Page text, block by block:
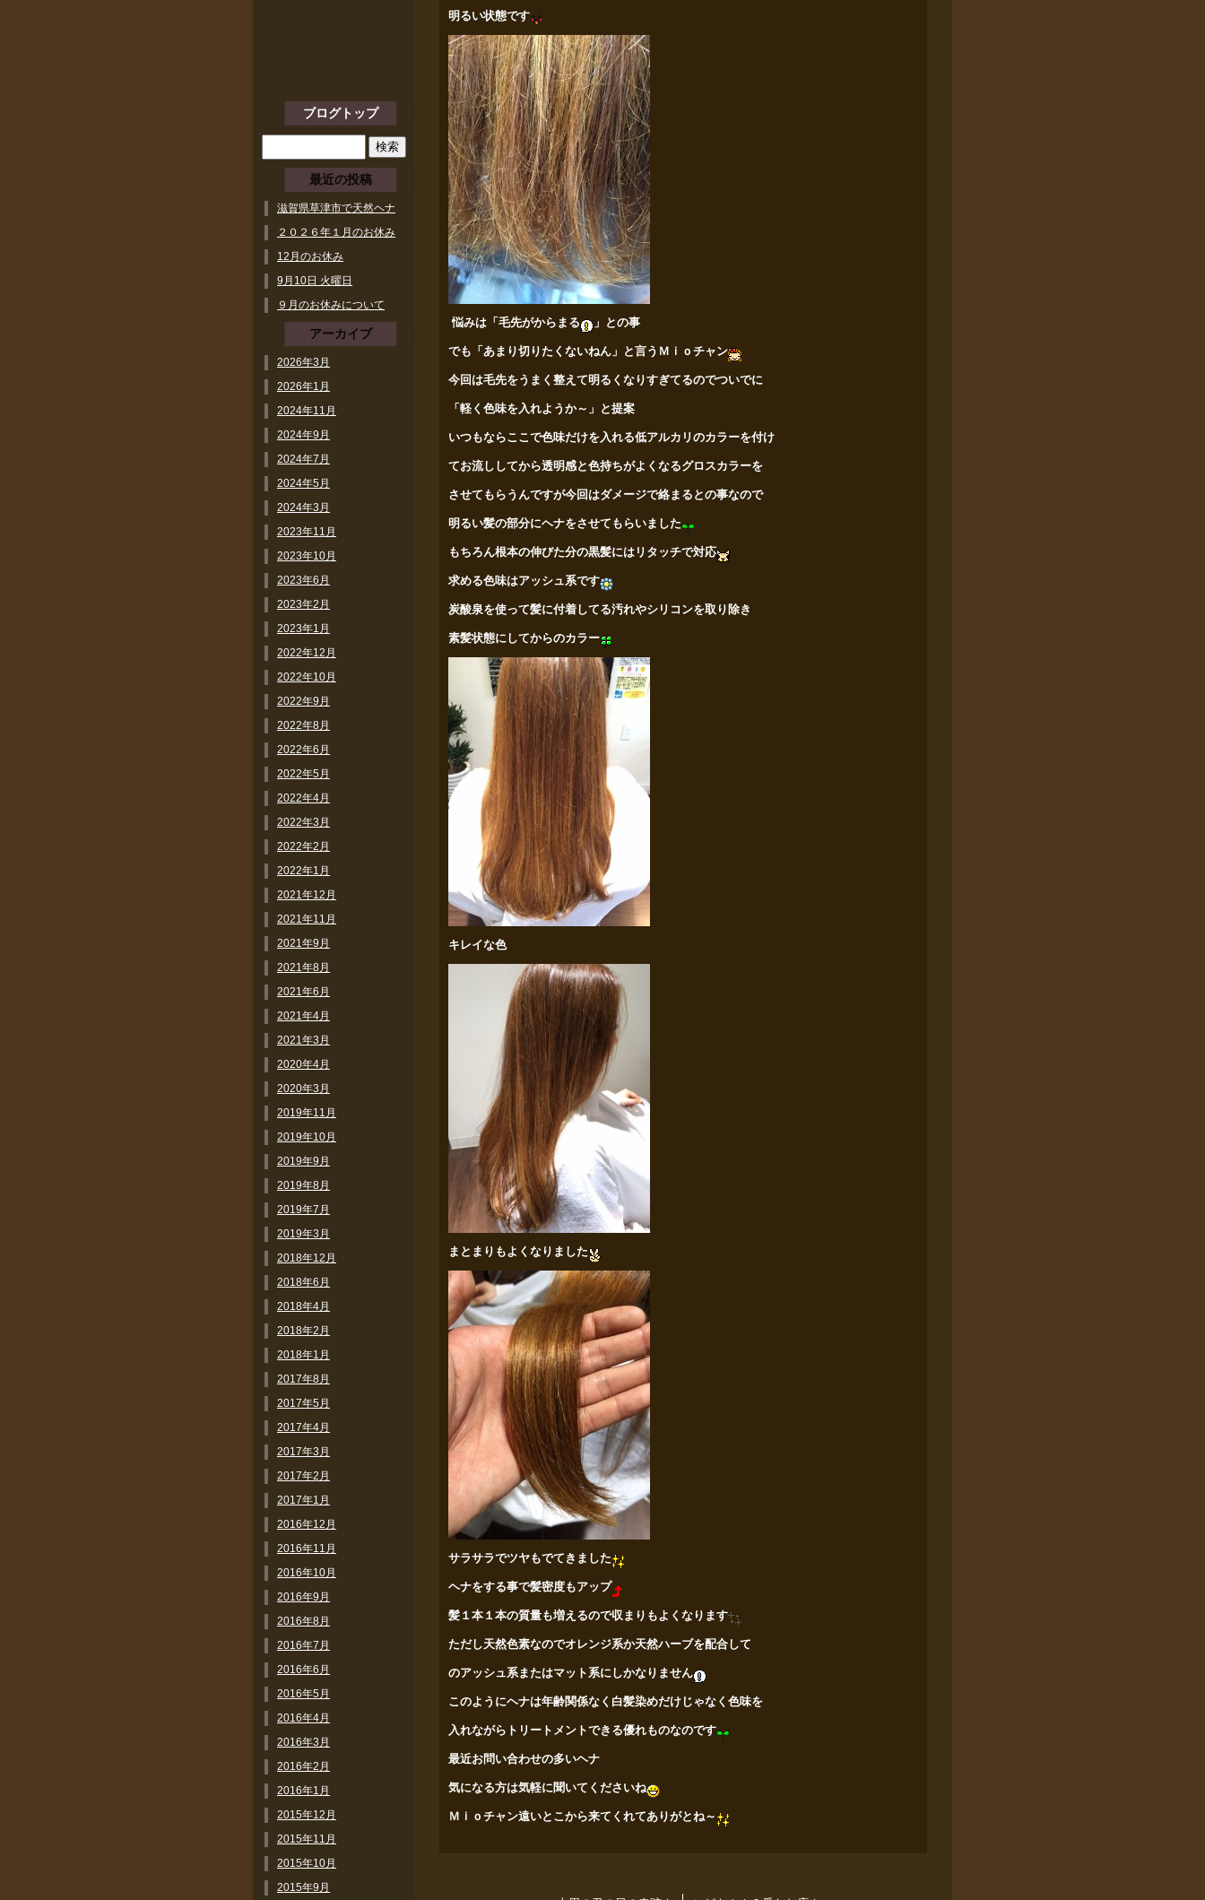
明るい状態です
悩みは「毛先がからまる 」との事
でも「あまり切りたくないねん」と言うＭｉｏチャン
今回は毛先をうまく整えて明るくなりすぎてるのでついでに
「軽く色味を入れようか～」と提案
いつもならここで色味だけを入れる低アルカリのカラーを付け
てお流ししてから透明感と色持ちがよくなるグロスカラーを
させて もらうんですが今回はダメージで絡まるとの事なので
明るい髪の部分にヘナをさせてもらいました
もちろん根本の伸びた分の黒髪にはリタッチで対応
求める色味はアッシュ系です
炭酸泉を使って髪に付着してる汚れやシリコンを取り除き
素髪状態にしてからのカラー
キレイな色
まとまりもよくなりました
サラサラでツヤもでてきました
ヘナをする事で髪密度もアップ
髪１本１本の質量も増えるので収まりもよくなります
ただし天然色素なのでオレンジ系か天然ハーブを配合して
のアッシュ系またはマット系にしかなりません
このようにヘナは年齢関係なく白髪染めだけじゃなく色味を
入れながらトリートメントできる優れものなのです
最近お問い合わせの多いヘナ
気になる方は気軽に聞いてくださいね
Ｍｉｏチャン遠いとこから来てくれてありがとね～
ブログトップ
最近の投稿
滋賀県草津市で天然ヘナ
２０２６年１月のお休み
12月のお休み
9月10日 火曜日
９月のお休みについて
アーカイブ
2026年3月
2026年1月
2024年11月
2024年9月
2024年7月
2024年5月
2024年3月
2023年11月
2023年10月
2023年6月
2023年2月
2023年1月
2022年12月
2022年10月
2022年9月
2022年8月
2022年6月
2022年5月
2022年4月
2022年3月
2022年2月
2022年1月
2021年12月
2021年11月
2021年9月
2021年8月
2021年6月
2021年4月
2021年3月
2020年4月
2020年3月
2019年11月
2019年10月
2019年9月
2019年8月
2019年7月
2019年3月
2018年12月
2018年6月
2018年4月
2018年2月
2018年1月
2017年8月
2017年5月
2017年4月
2017年3月
2017年2月
2017年1月
2016年12月
2016年11月
2016年10月
2016年9月
2016年8月
2016年7月
2016年6月
2016年5月
2016年4月
2016年3月
2016年2月
2016年1月
2015年12月
2015年11月
2015年10月
2015年9月